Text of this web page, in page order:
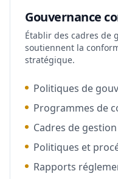
Gouvernance
Établir des cadres de
soutiennent la
stratégique.
Politiques de
Programmes de
Cadres de
Politiques et
Rapports